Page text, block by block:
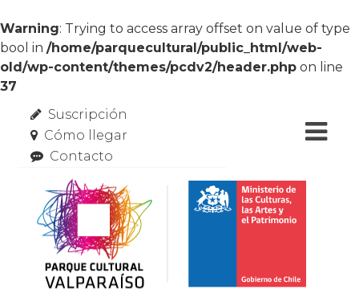
Warning: Trying to access array offset on value of type
bool in /home/parquecultural/public_html/web-
old/wp-content/themes/pcdv2/header.php on line
37
Suscripción
Cómo llegar
Contacto